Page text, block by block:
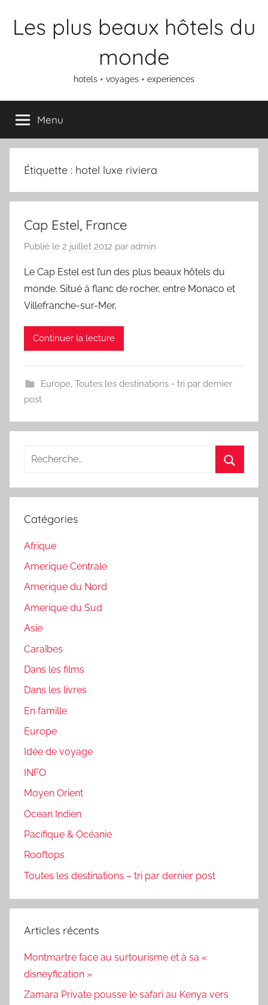
Les plus beaux hôtels du
monde
hotels + voyages + experiences
Menu
Étiquette : hotel luxe riviera
Cap Estel, France
Publié le 2 juillet 2012 par admin
Le Cap Estel est l’un des plus beaux hôtels du
monde. Situé à flanc de rocher, entre Monaco et
Villefranche-sur-Mer,
Continuer la lecture
Europe, Toutes les destinations - tri par dernier
post
Recherche
:
Catégories
Afrique
Amerique Centrale
Amerique du Nord
Amerique du Sud
Asie
Caraïbes
Dans les films
Dans les livres
En famille
Europe
Idée de voyage
INFO
Moyen Orient
Ocean Indien
Pacifique & Océanie
Rooftops
Toutes les destinations – tri par dernier post
Articles récents
Montmartre face au surtourisme et à sa «
disneyfication »
Zamara Private pousse le safari au Kenya vers